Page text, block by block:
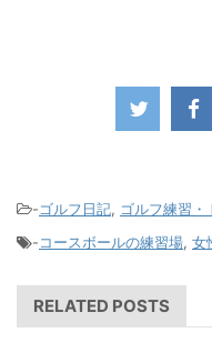
-ゴルフ日記, ゴルフ練習
-コースボールの練習場, 女
RELATED POSTS